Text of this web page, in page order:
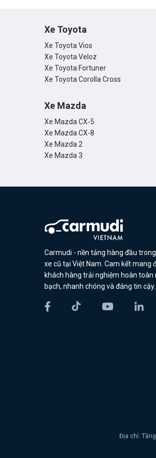
Xe Toyota
Xe Toyota Vios
Xe Toyota Veloz
Xe Toyota Fortuner
Xe Toyota Corolla Cross
Xe Mazda
Xe Mazda CX-5
Xe Mazda CX-8
Xe Mazda 2
Xe Mazda 3
Carmudi - nền tảng hàng đầu
xe cũ tại Việt Nam. Cam kết mang
khách hàng trải nghiệm hoàn toàn
bạch, nhanh chóng và đáng tin cậy.
Địa chỉ: